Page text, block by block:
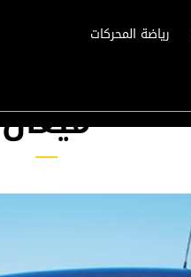
رياضة المحركات
ميغان